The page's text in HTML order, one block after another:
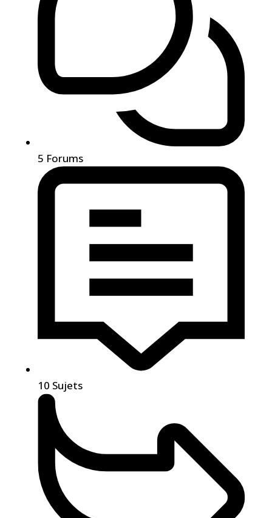
5 Forums
10 Sujets